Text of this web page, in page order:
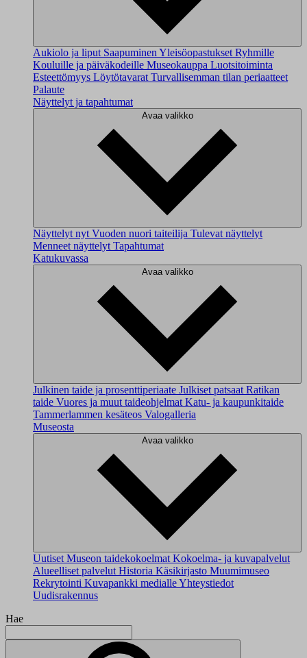
Aukiolo ja liput Saapuminen Yleisöopastukset Ryhmille
Kouluille ja päiväkodeille Museokauppa Luotsitoiminta
Esteettömyys Löytötavarat Turvallisemman tilan periaatteet
Palaute
Näyttelyt ja tapahtumat
Avaa valikko
Näyttelyt nyt Vuoden nuori taiteilija Tulevat näyttelyt
Menneet näyttelyt Tapahtumat
Katukuvassa
Avaa valikko
Julkinen taide ja prosenttiperiaate Julkiset patsaat Ratikan
taide Vuores ja muut taideohjelmat Katu- ja kaupunkitaide
Tammerlammen kesäteos Valogalleria
Museosta
Avaa valikko
Uutiset Museon taidekokoelmat Kokoelma- ja kuvapalvelut
Alueelliset palvelut Historia Käsikirjasto Muumimuseo
Rekrytointi Kuvapankki medialleYhteystiedot
Uudisrakennus
Hae